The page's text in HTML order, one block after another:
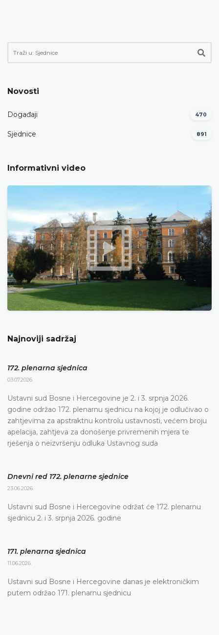
Novosti
Događaji 470
Sjednice 891
Informativni video
Najnoviji sadržaj
172. plenarna sjednica
03.07.2026.
Ustavni sud Bosne i Hercegovine je 2. i 3. srpnja 2026.
godine održao 172. plenarnu sjednicu na kojoj je odlučivao o
zahtjevima za apstraktnu kontrolu ustavnosti, većem broju
apelacija, zahtjeva za donošenje privremenih mjera te
rješenja o neizvršenju odluka Ustavnog suda
Dnevni red 172. plenarne sjednice
23.06.2026.
Ustavni sud Bosne i Hercegovine održat će 172. plenarnu
sjednicu 2. i 3. srpnja 2026. godine
171. plenarna sjednica
11.06.2026.
Ustavni sud Bosne i Hercegovine danas je elektroničkim
putem održao 171. plenarnu sjednicu